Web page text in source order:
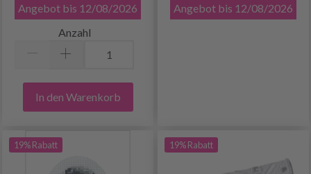
Angebot bis 12/08/2026
Anzahl
In den Warenkorb
Angebot bis 12/08/2026
19% Rabatt 19% Rabatt